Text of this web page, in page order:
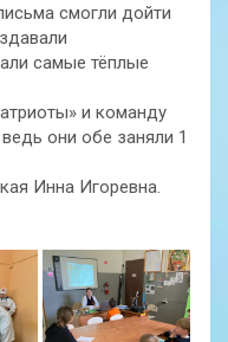
смогли дойти
самые тёплые
и команду
они обе заняли 1
Инна Игоревна.